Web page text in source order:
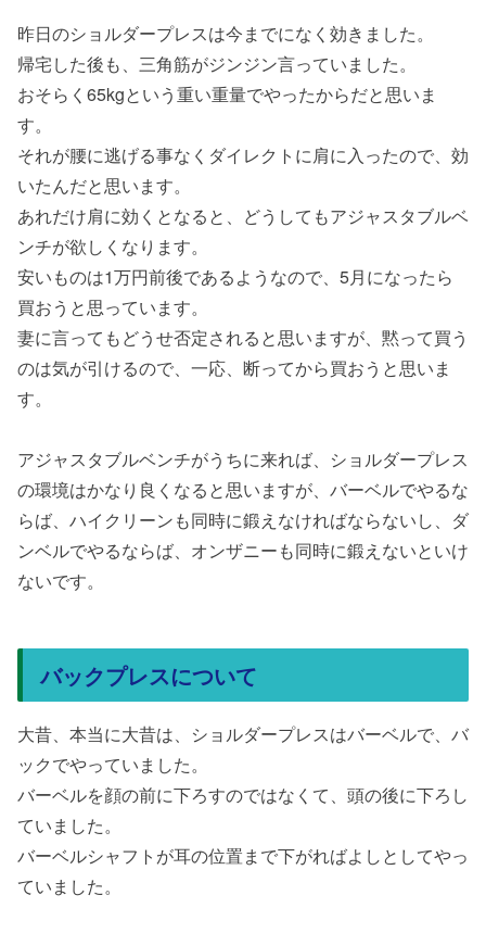
昨日のショルダープレスは今までになく効きました。
帰宅した後も、三角筋がジンジン言っていました。
おそらく65kgという重い重量でやったからだと思いま
す。
それが腰に逃げる事なくダイレクトに肩に入ったので、効
いたんだと思います。
あれだけ肩に効くとなると、どうしてもアジャスタブルベ
ンチが欲しくなります。
安いものは1万円前後であるようなので、5月になったら
買おうと思っています。
妻に言ってもどうせ否定されると思いますが、黙って買う
のは気が引けるので、一応、断ってから買おうと思いま
す。
アジャスタブルベンチがうちに来れば、ショルダープレス
の環境はかなり良くなると思いますが、バーベルでやるな
らば、ハイクリーンも同時に鍛えなければならないし、ダ
ンベルでやるならば、オンザニーも同時に鍛えないといけ
ないです。
バックプレスについて
大昔、本当に大昔は、ショルダープレスはバーベルで、バ
ックでやっていました。
バーベルを顔の前に下ろすのではなくて、頭の後に下ろし
ていました。
バーベルシャフトが耳の位置まで下がればよしとしてやっ
ていました。